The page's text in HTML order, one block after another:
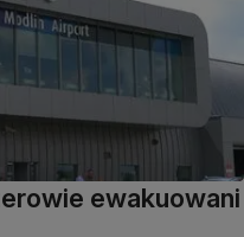
ewakuowani